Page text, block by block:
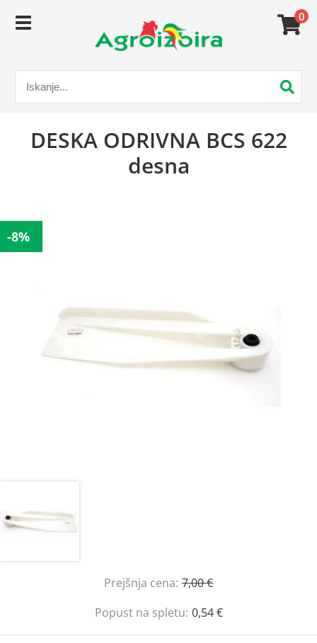
0
DESKA ODRIVNA BCS 622
desna
-8%
Prejšnja cena: 7,00 €
Popust na spletu: 0,54 €